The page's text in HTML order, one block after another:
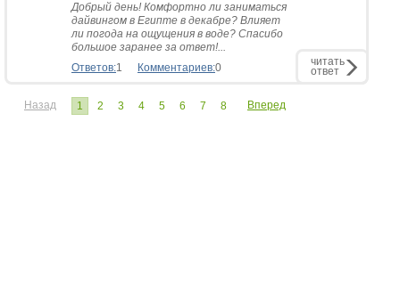
Добрый день! Комфортно ли заниматься
дайвингом в Египте в декабре? Влияет
ли погода на ощущения в воде? Спасибо
большое заранее за ответ!...
Ответов:1 Комментариев:0 читать
ответ
Назад 1 2 3 4 5 6 7 8 Вперед